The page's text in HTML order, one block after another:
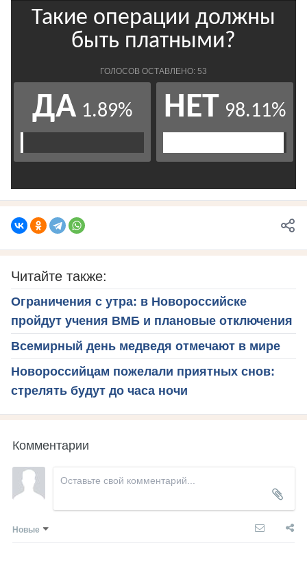
Читайте также:
Ограничения с утра: в Новороссийске
пройдут учения ВМБ и плановые отключения
Всемирный день медведя отмечают в мире
Новороссийцам пожелали приятных снов:
стрелять будут до часа ночи
Комментарии
Новые